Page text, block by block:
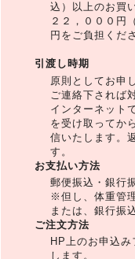
込）以上のお買
２２，０００円
円をご負担くだ
引渡し時期
原則としてお申
ご連絡下されば
インターネット
を受け取ってか
信いたします。
す。
お支払い方法
郵便振込・銀行
※但し、体重管
または、銀行振
ご注文方法
HP上のお申込
します。